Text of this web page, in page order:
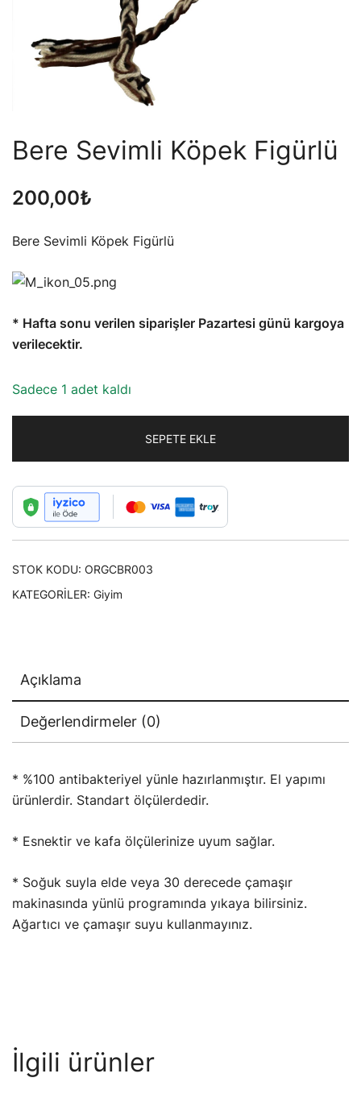
Bere Sevimli Köpek Figürlü
200,00₺
Bere Sevimli Köpek Figürlü
* Hafta sonu verilen siparişler Pazartesi günü kargoya
verilecektir.
Sadece 1 adet kaldı
SEPETE EKLE
STOK KODU: ORGCBR003
KATEGORILER: Giyim
Açıklama
Değerlendirmeler (0)
* %100 antibakteriyel yünle hazırlanmıştır. El yapımı
ürünlerdir. Standart ölçülerdedir.
* Esnektir ve kafa ölçülerinize uyum sağlar.
* Soğuk suyla elde veya 30 derecede çamaşır
makinasında yünlü programında yıkaya bilirsiniz.
Ağartıcı ve çamaşır suyu kullanmayınız.
İlgili ürünler